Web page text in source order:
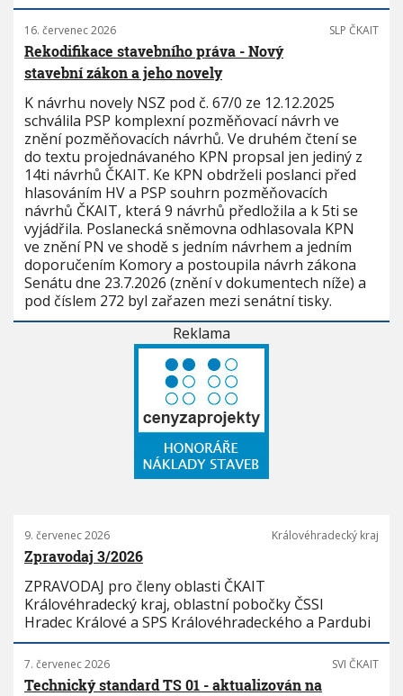
16. červenec 2026 SLP ČKAIT
Rekodifikace stavebního práva - Nový
stavební zákon a jeho novely
K návrhu novely NSZ pod č. 67/0 ze 12.12.2025
schválila PSP komplexní pozměňovací návrh ve
znění pozměňovacích návrhů. Ve druhém čtení se
do textu projednávaného KPN propsal jen jediný z
14ti návrhů ČKAIT. Ke KPN obdrželi poslanci před
hlasováním HV a PSP souhrn pozměňovacích
návrhů ČKAIT, která 9 návrhů předložila a k 5ti se
vyjádřila. Poslanecká sněmovna odhlasovala KPN
ve znění PN ve shodě s jedním návrhem a jedním
doporučením Komory a postoupila návrh zákona
Senátu dne 23.7.2026 (znění v dokumentech níže) a
pod číslem 272 byl zařazen mezi senátní tisky.
Reklama
9. červenec 2026 Královéhradecký kraj
Zpravodaj 3/2026
ZPRAVODAJ pro členy oblasti ČKAIT
Královéhradecký kraj, oblastní pobočky ČSSI
Hradec Králové a SPS Královéhradeckého a Pardubi
7. červenec 2026 SVI ČKAIT
Technický standard TS 01 - aktualizován na